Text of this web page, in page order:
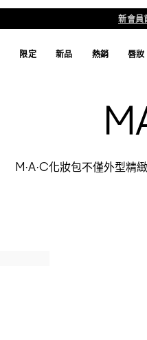
新會員
限定 新品 熱銷 唇妝
M·A·C化妝包不僅外型精